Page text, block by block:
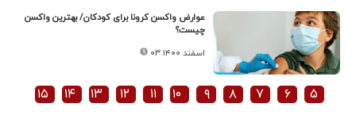
عوارض واکسن کرونا برای کودکان/ بهترین واکسن
چیست؟
۰۳ اسفند ۱۴۰۰
۵ ۶ ۷ ۸ ۹ ۱۰ ۱۱ ۱۲ ۱۳ ۱۴ ۱۵